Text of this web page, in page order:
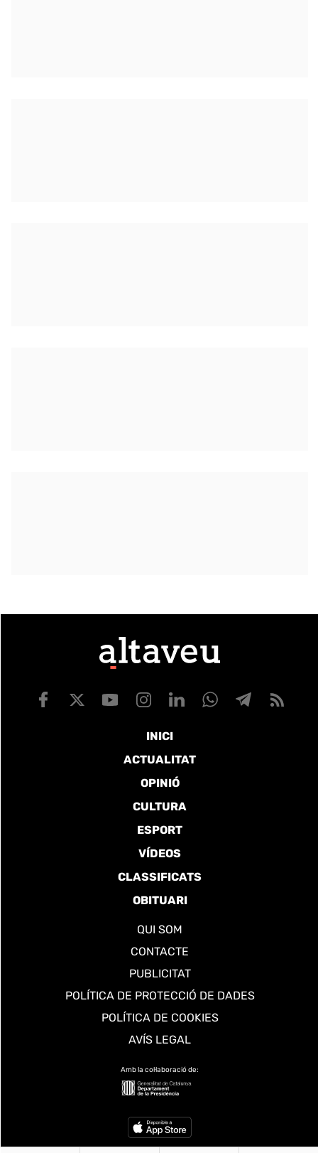
INICI
ACTUALITAT
OPINIÓ
CULTURA
ESPORT
VÍDEOS
CLASSIFICATS
OBITUARI
QUI SOM
CONTACTE
PUBLICITAT
POLÍTICA DE PROTECCIÓ DE DADES
POLÍTICA DE COOKIES
AVÍS LEGAL
Amb la col·laboració de: